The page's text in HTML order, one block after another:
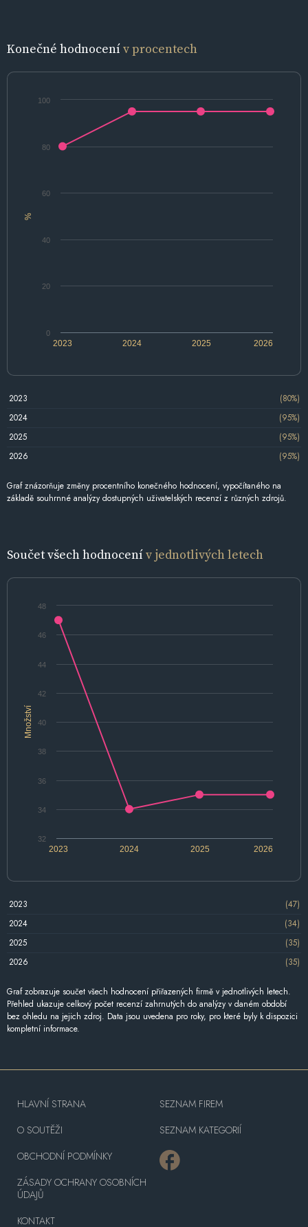
Konečné hodnocenív procentech
%
2024 2026
2023 2025
0
20
40
60
80
100
2023
(80%)
2024
(95%)
2025
(95%)
2026
(95%)
Graf znázorňuje změny procentního konečného hodnocení, vypočítaného na
základě souhrnné analýzy dostupných uživatelských recenzí z různých zdrojů.
Součet všech hodnocenív jednotlivých letech
Množství
2024 2026
2023 2025
32
34
36
38
40
42
44
46
48
2023
(47)
2024
(34)
2025
(35)
2026
(35)
Graf zobrazuje součet všech hodnocení přiřazených firmě v jednotlivých letech.
Přehled ukazuje celkový počet recenzí zahrnutých do analýzy v daném období
bez ohledu na jejich zdroj. Data jsou uvedena pro roky, pro které byly k dispozici
kompletní informace.
HLAVNÍ STRANA
O SOUTĚŽI
OBCHODNÍ PODMÍNKY
ZÁSADY OCHRANY OSOBNÍCH
ÚDAJŮ
KONTAKT
SEZNAM FIREM
SEZNAM KATEGORIÍ